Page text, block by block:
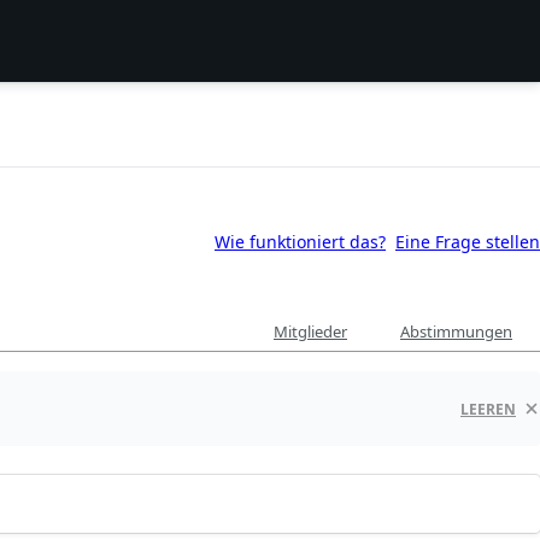
Wie funktioniert das? Eine Frage stellen
Mitglieder Abstimmungen
LEEREN